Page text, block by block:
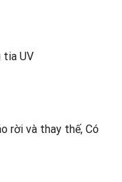
tia UV
rời và thay thế, Có